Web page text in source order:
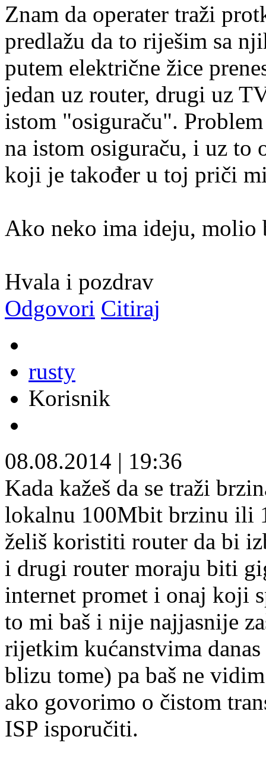
Znam da operater traži
predlažu da to riješim sa
putem električne žice
jedan uz router, drugi uz
istom "osiguraču".
na istom osiguraču, i uz to
koji je također u toj priči
Ako neko ima ideju, molio
Hvala i pozdrav
Odgovori Citiraj
rusty
Korisnik
08.08.2014 | 19:36
Kada kažeš da se traži
lokalnu 100Mbit brzinu ili
želiš koristiti router da bi
i drugi router moraju biti
internet promet i onaj koji
to mi baš i nije najjasnije
rijetkim kućanstvima
blizu tome) pa baš ne
ako govorimo o čistom
ISP isporučiti.